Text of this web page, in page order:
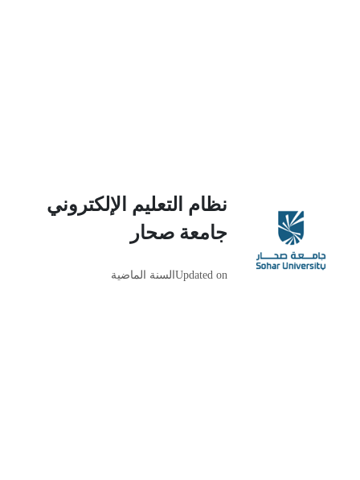
نظام التعليم الإلكتروني
جامعة صحار
Updated on السنة الماضية